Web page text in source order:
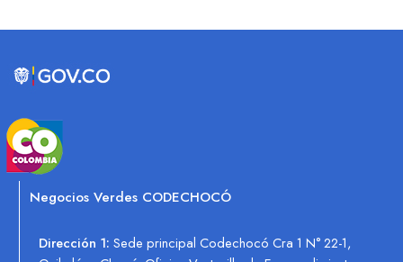
Negocios Verdes CODECHOCÓ
Dirección 1: Sede principal Codechocó Cra 1 N° 22-1,